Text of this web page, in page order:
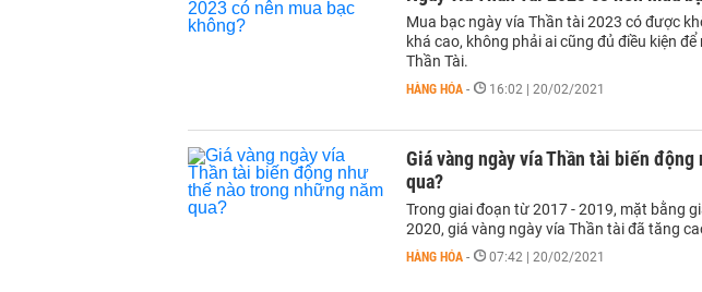
Mua bạc ngày vía Thần tài 2023 có được
khá cao, không phải ai cũng đủ điều kiện
Thần Tài.
HÀNG HÓA - 16:02 | 20/02/2021
Giá vàng ngày vía Thần tài biến
qua?
Trong giai đoạn từ 2017 - 2019, mặt bằng
2020, giá vàng ngày vía Thần tài đã tăng
HÀNG HÓA - 07:42 | 20/02/2021